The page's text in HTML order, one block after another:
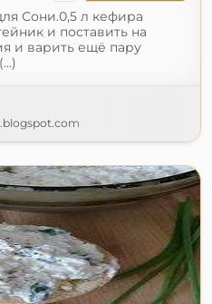
Сони.0,5 л кефира
и поставить на
и варить ещё пару